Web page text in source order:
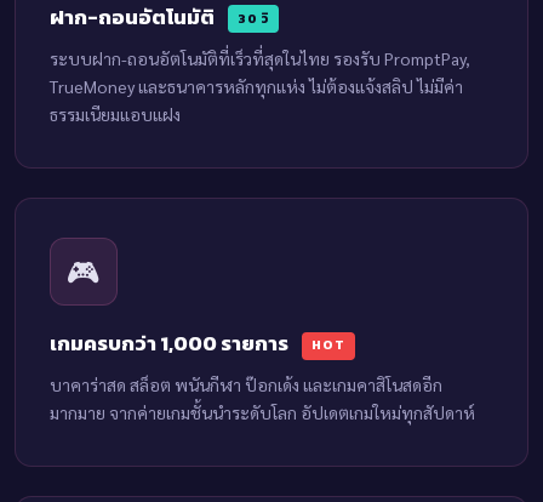
ฝาก-ถอนอัตโนมัติ 30 วิ
ระบบฝาก-ถอนอัตโนมัติที่เร็วที่สุดในไทย รองรับ PromptPay,
TrueMoney และธนาคารหลักทุกแห่ง ไม่ต้องแจ้งสลิป ไม่มีค่า
ธรรมเนียมแอบแฝง
🎮
เกมครบกว่า 1,000 รายการ HOT
บาคาร่าสด สล็อต พนันกีฬา ป๊อกเด้ง และเกมคาสิโนสดอีก
มากมาย จากค่ายเกมชั้นนำระดับโลก อัปเดตเกมใหม่ทุกสัปดาห์